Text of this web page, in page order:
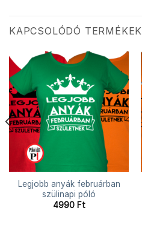
KAPCSOLÓDÓ TERMÉKEK
Legjobb anyák februárban
szülinapi póló
4990 Ft